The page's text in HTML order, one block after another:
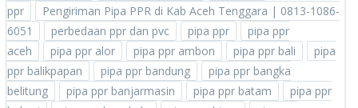
ppr
Pengiriman Pipa PPR di Kab Aceh Tenggara | 0813-1086-
6051
perbedaan ppr dan pvc pipa ppr
pipa ppr
aceh
pipa ppr alor pipa ppr ambon pipa ppr bali
pipa
ppr balikpapan
pipa ppr bandung
pipa ppr bangka
belitung
pipa ppr banjarmasin pipa ppr batam
pipa ppr